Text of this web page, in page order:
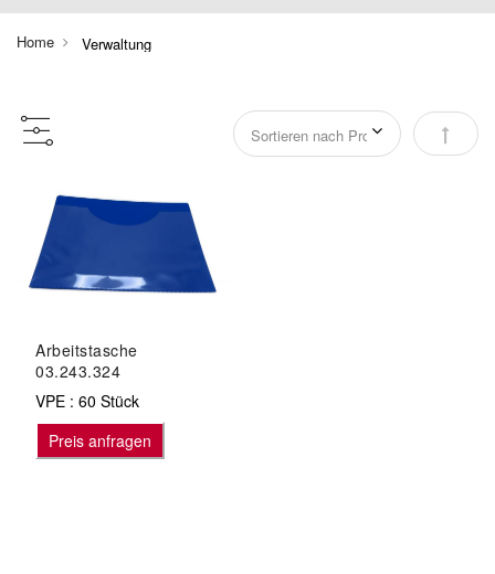
Home Verwaltung
Arbeitstasche
03.243.324
VPE : 60 Stück
Preis anfragen